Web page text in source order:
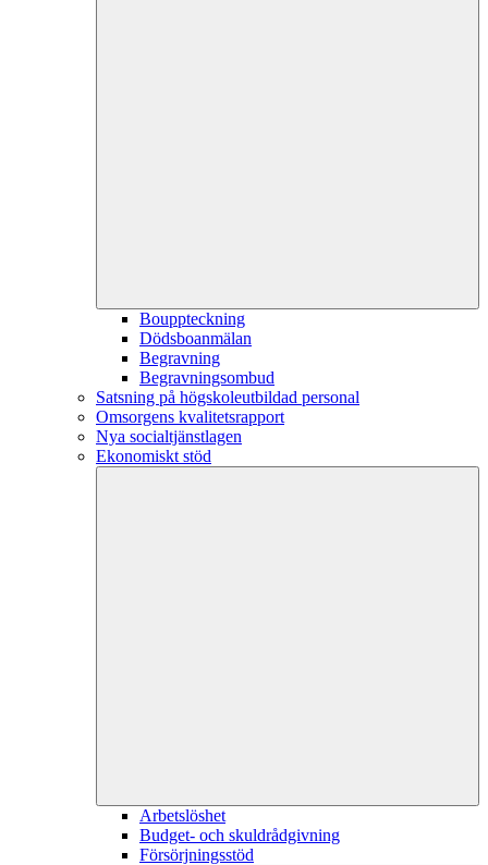
Bouppteckning
Dödsboanmälan
Begravning
Begravningsombud
Satsning på högskoleutbildad personal
Omsorgens kvalitetsrapport
Nya socialtjänstlagen
Ekonomiskt stöd
Arbetslöshet
Budget- och skuldrådgivning
Försörjningsstöd